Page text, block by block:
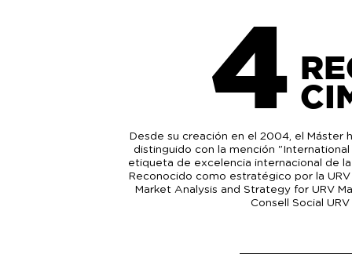
4
Desde su creación en el 2004, el Máster
distinguido con la mención
etiqueta de excelencia internacional de
Reconocido como estratégico por la
Market Analysis and Strategy for URV
Consell Social